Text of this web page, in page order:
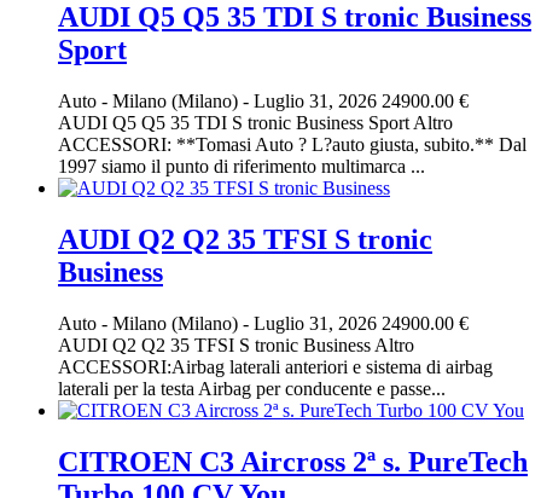
AUDI Q5 Q5 35 TDI S tronic Business
Sport
Auto - Milano (Milano) - Luglio 31, 2026 24900.00 €
AUDI Q5 Q5 35 TDI S tronic Business Sport Altro
ACCESSORI: **Tomasi Auto ? L?auto giusta, subito.** Dal
1997 siamo il punto di riferimento multimarca ...
AUDI Q2 Q2 35 TFSI S tronic
Business
Auto - Milano (Milano) - Luglio 31, 2026 24900.00 €
AUDI Q2 Q2 35 TFSI S tronic Business Altro
ACCESSORI:Airbag laterali anteriori e sistema di airbag
laterali per la testa Airbag per conducente e passe...
CITROEN C3 Aircross 2ª s. PureTech